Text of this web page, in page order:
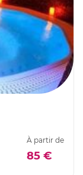
À partir de
85 €